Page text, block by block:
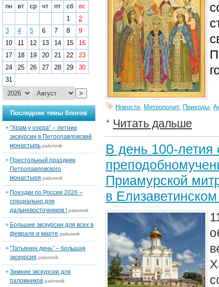
Новости, Митрополит, Приходы,
Читать дальше
В день 100-
Приамурской
в
пн
вт ср чт пт сб
вс
1
2
3
4 5 6 7 8
9
10
11 12 13 14 15
16
17
18 19 20 21 22
23
24
25 26 27 28 29
30
31
>
Последние темы блогов
“Храм у озера” – летние
экскурсии в Петропавловский
монастырь palomnik
Престольный праздник
Петропавловского
монастыря palomnik
Поездки по России 2026 –
специально для
дальневосточников ! palomnik
Большие экскурсии для всех в
феврале и марте palomnik
“Татьянин день” – большая
экскурсия palomnik
Зимние экскурсии для
паломников palomnik